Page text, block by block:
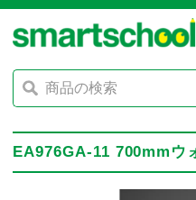
EA976GA-11 700mmウ